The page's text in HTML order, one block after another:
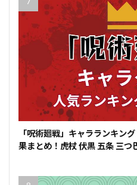
「呪術廻戦」キャラランキン
果まとめ！虎杖 伏黒 五条 三つ